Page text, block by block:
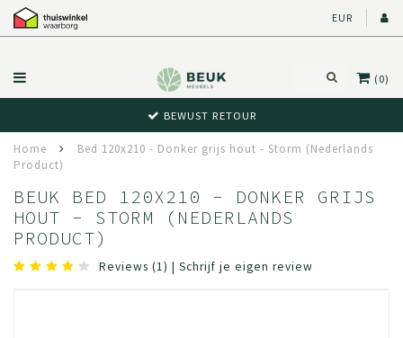
EUR
(0)
BEWUST RETOUR
Home
Bed 120x210 - Donker grijs hout - Storm (Nederlands
Product)
BEUK BED 120X210 - DONKER GRIJS
HOUT - STORM (NEDERLANDS
PRODUCT)
Reviews (1) | Schrijf je eigen review